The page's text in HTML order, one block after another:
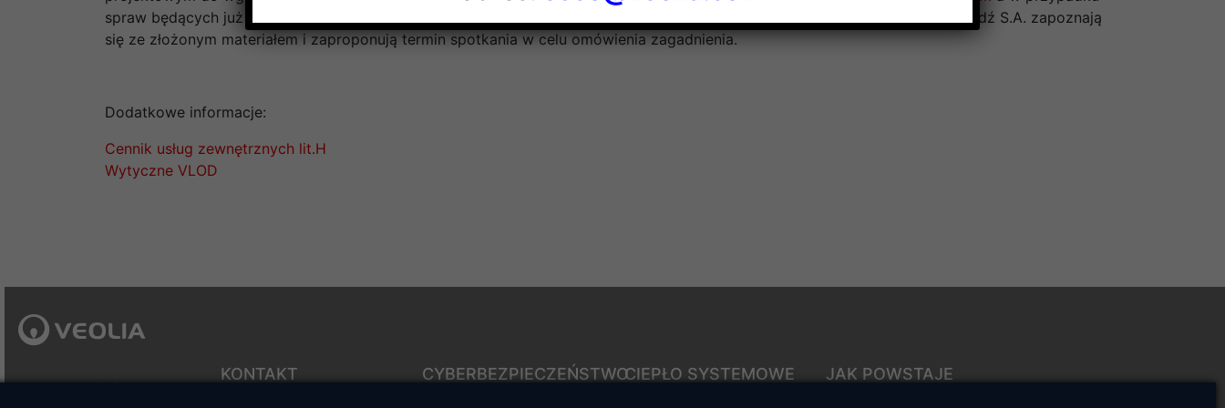
spraw będących już w toku – również bezpośrednio do pracownika prowadzącego dany temat. Pracownicy Veolia Energia Łódź S.A. zapoznają
się ze złożonym materiałem i zaproponują termin spotkania w celu omówienia zagadnienia.
Dodatkowe informacje:
Cennik usług zewnętrznych lit.H
Wytyczne VLOD
Veolia Energia Łódź S.A.
KONTAKT CYBERBEZPIECZEŃSTWOCIEPŁO SYSTEMOWE
JAK POWSTAJE